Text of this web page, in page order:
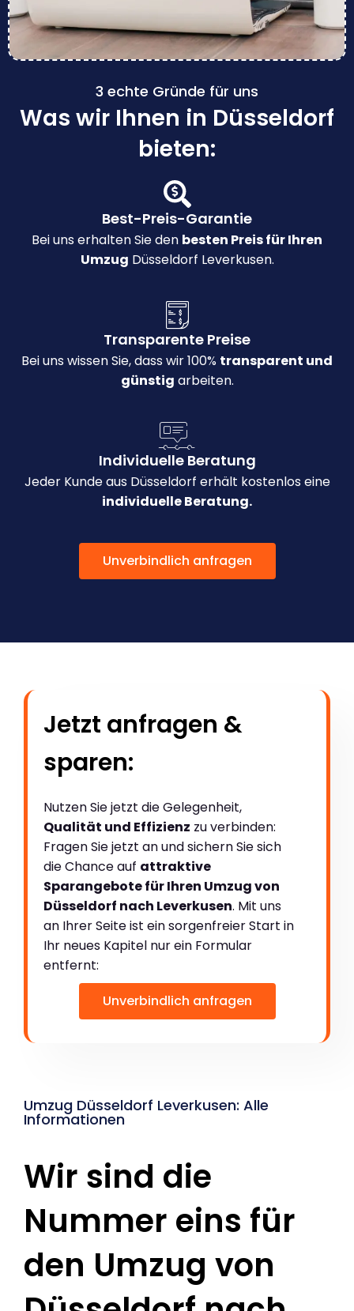
3 echte Gründe für uns
Was wir Ihnen in Düsseldorf
bieten:
Best-Preis-Garantie
Bei uns erhalten Sie den besten Preis für Ihren
Umzug Düsseldorf Leverkusen.
Transparente Preise
Bei uns wissen Sie, dass wir 100% transparent und
günstig arbeiten.
Individuelle Beratung
Jeder Kunde aus Düsseldorf erhält kostenlos eine
individuelle Beratung.
Unverbindlich anfragen
Jetzt anfragen &
sparen:
Nutzen Sie jetzt die Gelegenheit,
Qualität und Effizienz zu verbinden:
Fragen Sie jetzt an und sichern Sie sich
die Chance auf attraktive
Sparangebote für Ihren Umzug von
Düsseldorf nach Leverkusen. Mit uns
an Ihrer Seite ist ein sorgenfreier Start in
Ihr neues Kapitel nur ein Formular
entfernt:
Unverbindlich anfragen
Umzug Düsseldorf Leverkusen: Alle
Informationen
Wir sind die
Nummer eins für
den Umzug von